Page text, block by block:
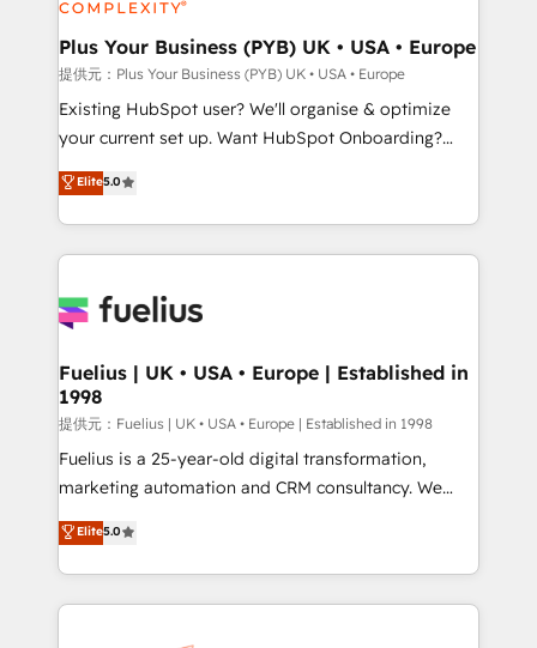
HubSpot Content Hub, WordPress development,
B2B SEO, paid media, and content. We work with
enterprise and growth-led companies across
technology, professional services, financial services
and industrial sectors. Offices in Johannesburg, Cape
implementations delivered. AI visibility coverage
across ChatGPT, Claude, Perplexity, Gemini and
Innovation HubSpot Impact Award - Platform
Migration Excellence HubSpot Impact Award -
professionals.
Plus Your Business (PYB) UK • USA • Europe
提供元：Plus Your Business (PYB) UK • USA • Europe
Existing HubSpot user? We'll organise & optimize
your current set up. Want HubSpot Onboarding?
We'll customise your CRM & automate your business
processes. Welcome to our Profile! We can help
with... • CRM implementation, reports & workflows,
and team training • CRM migration: Salesforce,
Custom API integrations A little about us... • Boutique
for Sales Hub, Marketing Hub, Service Hub, Data
Hub and Website (CMS) • ISO/IEC 27001:2022, ISO
9001:2015 and now... ISO 42001: 2023 certified •
Exclusive AI 'GuardHub' governance framework,
based on ISO 42001 - helping you 'organise
👈 '𝗖𝗼𝗻𝘁𝗮𝗰𝘁 𝗯𝘂𝘀𝗶𝗻𝗲𝘀𝘀' button to get in touch
(𝘸𝘦'𝘳𝘦 𝘴𝘶𝘱𝘦𝘳 𝘳𝘦𝘴𝘱𝘰𝘯𝘴𝘪𝘷𝘦)
Elite5.0
Fuelius | UK • USA • Europe | Established in
1998
提供元：Fuelius | UK • USA • Europe | Established in 1998
Fuelius is a 25-year-old digital transformation,
marketing automation and CRM consultancy. We
enable mid-market and enterprise clients to
maximise their return from digital and fuel their
growth. We modernise platforms, streamline
operations that are causing inefficiencies, improve
Elite5.0